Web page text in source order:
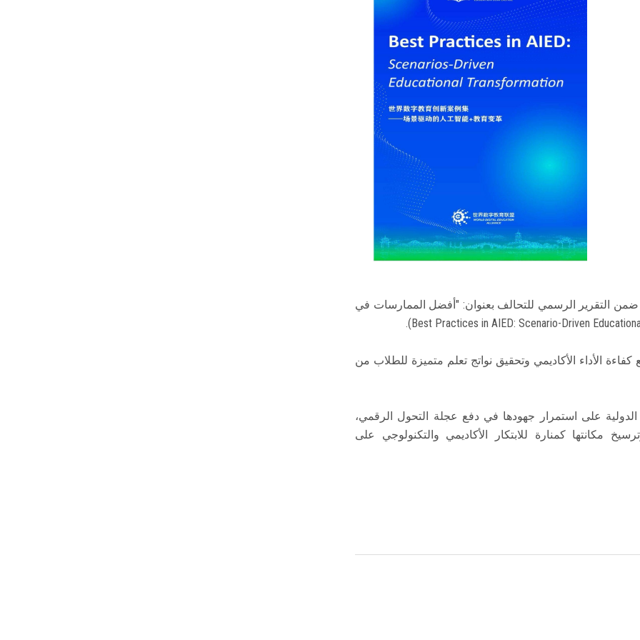
التقرير الرسمي للتحالف بعنوان: "أفضل الممارسات في
الأداء الأكاديمي وتحقيق نواتج تعلم متميزة للطلاب من
على استمرار جهودها في دفع عجلة التحول الرقمي،
مكانتها كمنارة للابتكار الأكاديمي والتكنولوجي على